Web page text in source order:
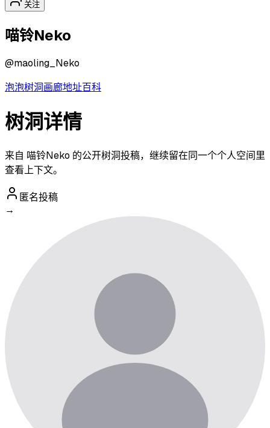
关注
喵铃Neko
@maoling_Neko
泡泡树洞画廊地址百科
树洞详情
来自 喵铃Neko 的公开树洞投稿，继续留在同一个个人空间里
查看上下文。
匿名投稿
→